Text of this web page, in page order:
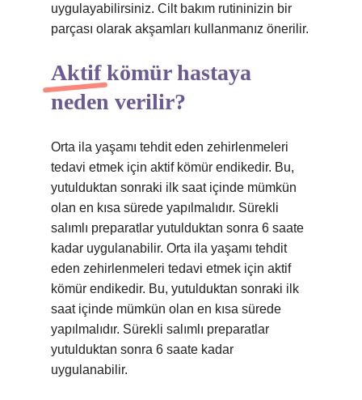
uygulayabilirsiniz. Cilt bakım rutininizin bir
parçası olarak akşamları kullanmanız önerilir.
Aktif kömür hastaya
neden verilir?
Orta ila yaşamı tehdit eden zehirlenmeleri
tedavi etmek için aktif kömür endikedir. Bu,
yutulduktan sonraki ilk saat içinde mümkün
olan en kısa sürede yapılmalıdır. Sürekli
salımlı preparatlar yutulduktan sonra 6 saate
kadar uygulanabilir. Orta ila yaşamı tehdit
eden zehirlenmeleri tedavi etmek için aktif
kömür endikedir. Bu, yutulduktan sonraki ilk
saat içinde mümkün olan en kısa sürede
yapılmalıdır. Sürekli salımlı preparatlar
yutulduktan sonra 6 saate kadar
uygulanabilir.